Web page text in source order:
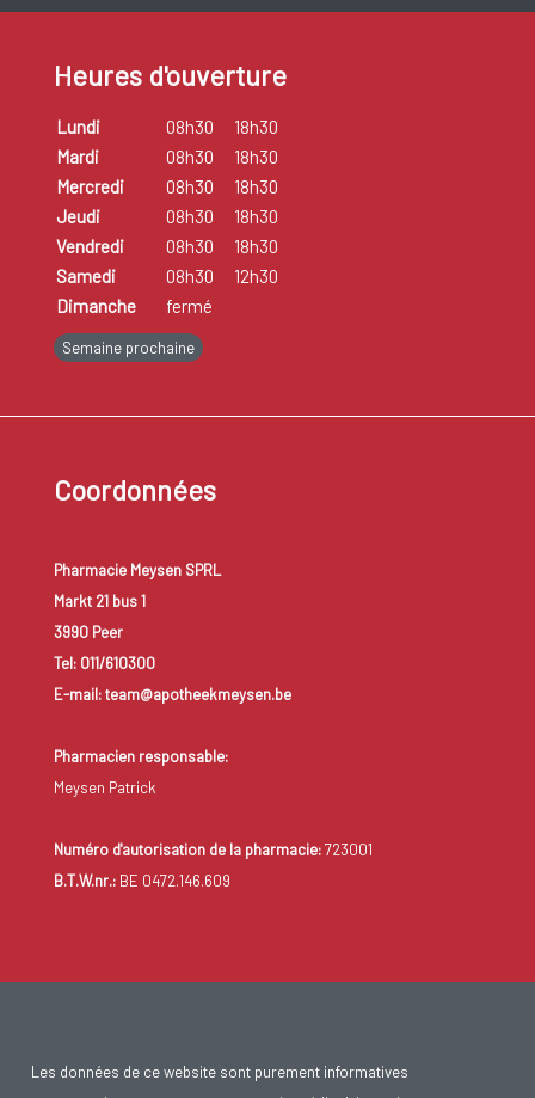
Heures d'ouverture
Lundi 08h30
18h30
Mardi
08h30
18h30
Mercredi
08h30
18h30
Jeudi
08h30
18h30
Vendredi
08h30
18h30
Samedi
08h30
12h30
Dimanche
fermé
Semaine prochaine
Coordonnées
Pharmacie Meysen SPRL
Markt 21 bus 1
3990 Peer
Tel: 011/610300
E-mail: team@apotheekmeysen.be
Pharmacien responsable:
Meysen Patrick
Numéro d'autorisation de la pharmacie:723001
B.T.W.nr.:BE 0472.146.609
Les données de ce website sont purement informatives